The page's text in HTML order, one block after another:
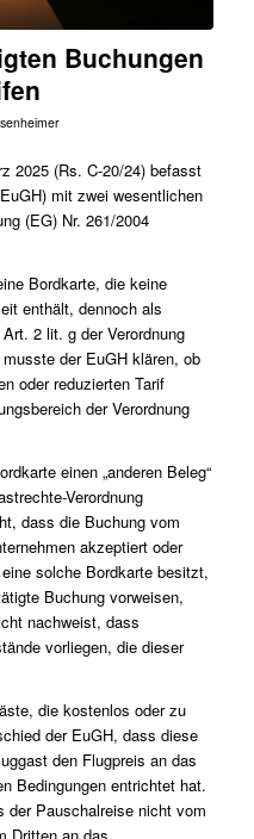
Buchungen
2025 (Rs. C-20/24) befasst
mit zwei wesentlichen
(EG) Nr. 261/2004
Bordkarte, die keine
enthält, dennoch als
2 lit. g der Verordnung
der EuGH klären, ob
oder reduzierten Tarif
der Verordnung
einen „anderen Beleg“
Verordnung
dass die Buchung vom
akzeptiert oder
solche Bordkarte besitzt,
Buchung vorweisen,
nachweist, dass
vorliegen, die dieser
die kostenlos oder zu
der EuGH, dass diese
den Flugpreis an das
Bedingungen entrichtet hat.
der Pauschalreise nicht vom